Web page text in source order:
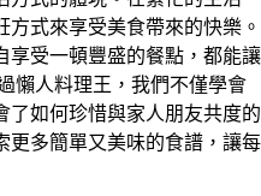
式來享受美食帶來的快樂。
享受一頓豐盛的餐點，都能讓
懶人料理王，我們不僅學會
了如何珍惜與家人朋友共度的
更多簡單又美味的食譜，讓每